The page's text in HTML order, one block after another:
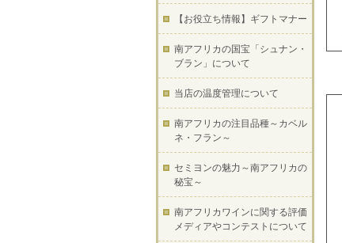
【お役立ち情報】ギフトマナー
南アフリカの国宝「シュナン・
ブラン」について
当店の温度管理について
南アフリカの注目品種～カベル
ネ・フラン～
セミヨンの魅力～南アフリカの
秘宝～
南アフリカワインに関する評価
メディアやコンテストについて